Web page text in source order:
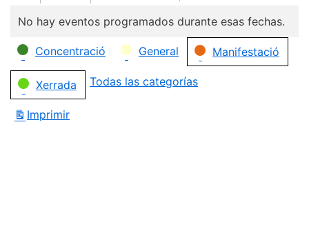
No hay eventos programados durante esas fechas.
Categorías
Concentració General Manifestació
Xerrada Todas las categorías
Imprimir